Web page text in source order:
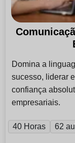
Domina a
sucesso, liderar
confiança
empresariais.
40 Horas 62